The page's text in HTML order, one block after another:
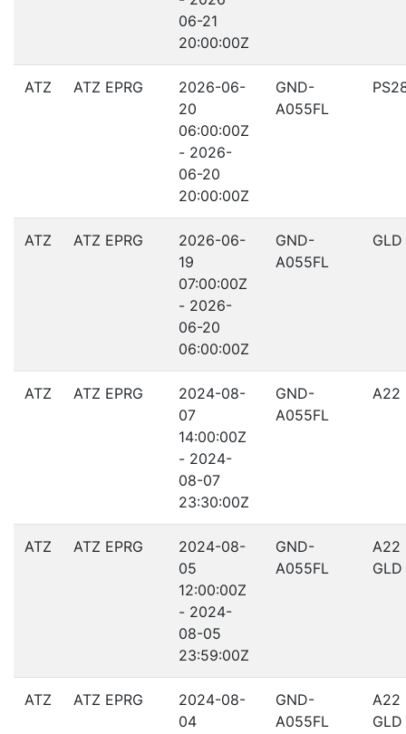
06-21
20:00:00Z
ATZ ATZ EPRG
2026-06-
20
06:00:00Z
- 2026-
06-20
20:00:00Z
GND-
A055FL
ATZ ATZ EPRG
2026-06-
19
07:00:00Z
- 2026-
06-20
06:00:00Z
GND-
A055FL
GLD
ATZ ATZ EPRG
2024-08-
07
14:00:00Z
- 2024-
08-07
23:30:00Z
GND-
A055FL
A22
ATZ ATZ EPRG
2024-08-
05
12:00:00Z
- 2024-
08-05
23:59:00Z
GND-
A055FL
A22
GLD
ATZ ATZ EPRG
2024-08-
04
GND-
A055FL
A22
GLD